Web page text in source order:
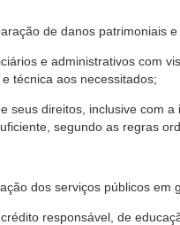
de danos patrimoniais
e administrativos com
técnica aos necessitados;
seus direitos, inclusive com
segundo as regras
dos serviços públicos em
responsável, de